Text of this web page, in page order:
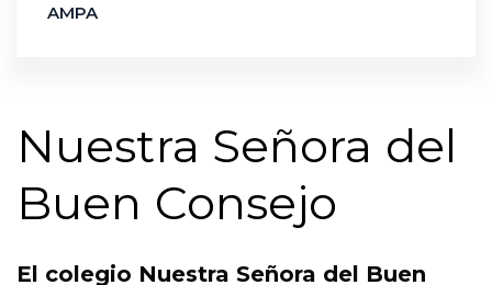
Nuestra Señora del
Buen Consejo
El colegio Nuestra Señora del Buen
AMPA